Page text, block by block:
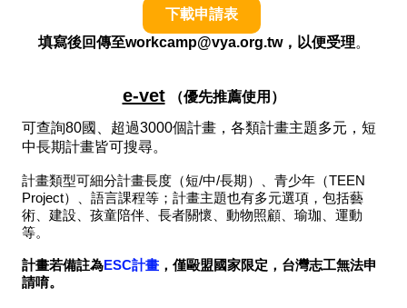
下載申請表
填寫後回傳至workcamp@vya.org.tw，以便受理。
e-vet（優先推薦使用）
可查詢80國、超過3000個計畫，各類計畫主題多元，短
中長期計畫皆可搜尋。
計畫類型可細分計畫長度（短/中/長期）、青少年（TEEN
Project）、語言課程等；計畫主題也有多元選項，包括藝
術、建設、孩童陪伴、長者關懷、動物照顧、瑜珈、運動
等。
計畫若備註為ESC計畫 ，僅毆盟國家限定，台灣志工無法申
請唷。